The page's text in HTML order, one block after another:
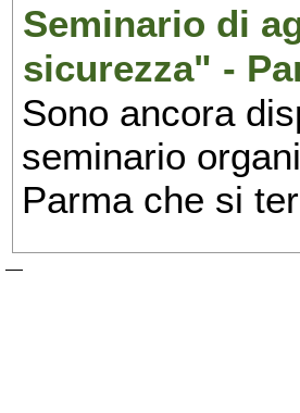
Seminario di
sicurezza" -
Sono ancora
seminario
Parma che si